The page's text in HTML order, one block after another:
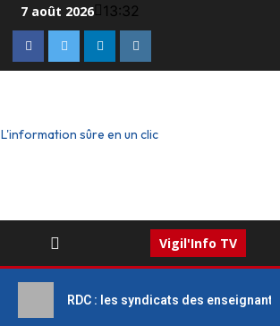
7 août 2026 13:32
L'information sûre en un clic
Vigil'Info TV
RDC : les syndicats des